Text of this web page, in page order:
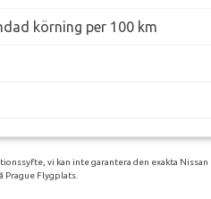
körning per 100 km
vi kan inte garantera den exakta
Prague Flygplats.